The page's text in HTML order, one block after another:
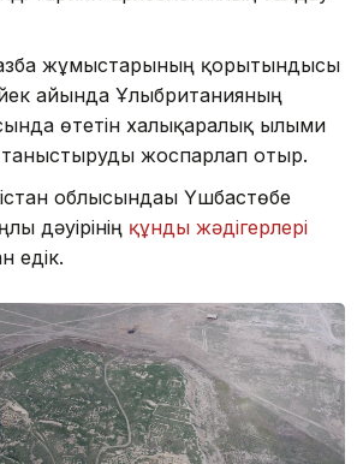
жұмыстарының қорытындысы
айында Ұлыбританияның
өтетін халықаралық ғылыми
жоспарлап отыр.
облысындағы Үшбастөбе
дәуірінің құнды жәдігерлері
едік.